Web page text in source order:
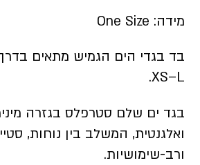
מידה: One Size
בד בגדי הים הגמיש מתאים
XS–L.
בגד ים שלם סטרפלס בגזרה
ואלגנטית, המשלב בין נוחות,
ורב-שימושיות.